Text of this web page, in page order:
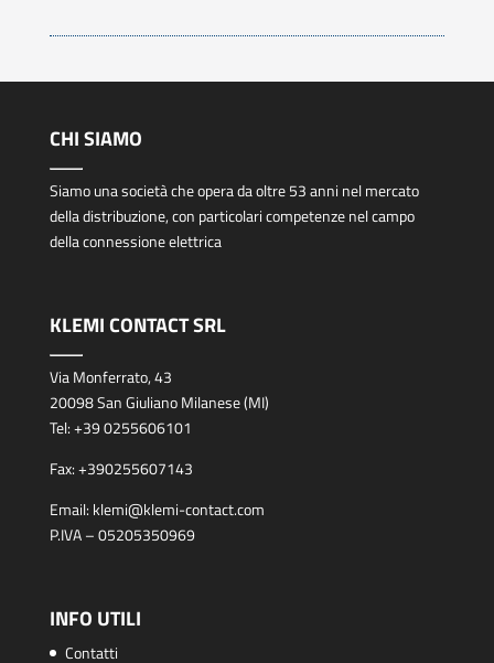
CHI SIAMO
Siamo una società che opera da oltre 53 anni nel mercato
della distribuzione, con particolari competenze nel campo
della connessione elettrica
KLEMI CONTACT SRL
Via Monferrato, 43
20098 San Giuliano Milanese (MI)
Tel:+39 0255606101
Fax:+390255607143
Email: klemi@klemi-contact.com
P.IVA – 05205350969
INFO UTILI
Contatti